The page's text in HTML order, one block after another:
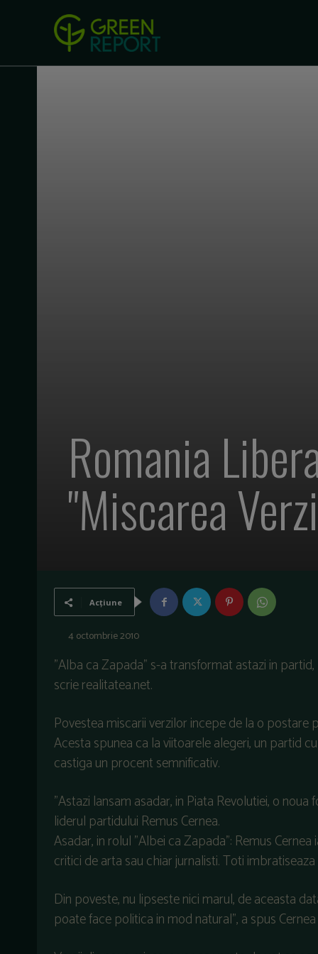
Romania
"Miscarea
Acțiune
4 octombrie 2010
"Alba ca Zapada" s-a transformat astazi in
scrie realitatea.net.
Povestea miscarii verzilor incepe de la o
Acesta spunea ca la viitoarele alegeri, un partid
castiga un procent semnificativ.
"Astazi lansam asadar, in Piata Revolutiei, o
liderul partidului Remus Cernea.
Asadar, in rolul "Albei ca Zapada": Remus
critici de arta sau chiar jurnalisti. Toti
Din poveste, nu lipseste nici marul, de aceasta
poate face politica in mod natural", a spus